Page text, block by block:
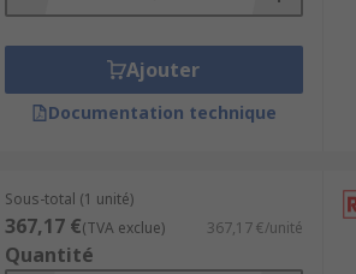
cupboards with cable routing
i.e. a shelf to support printers and
Ajouter
Documentation technique
Sous-total (1 unité)
367,17 €(TVA exclue) 367,17 €/unité
Quantité